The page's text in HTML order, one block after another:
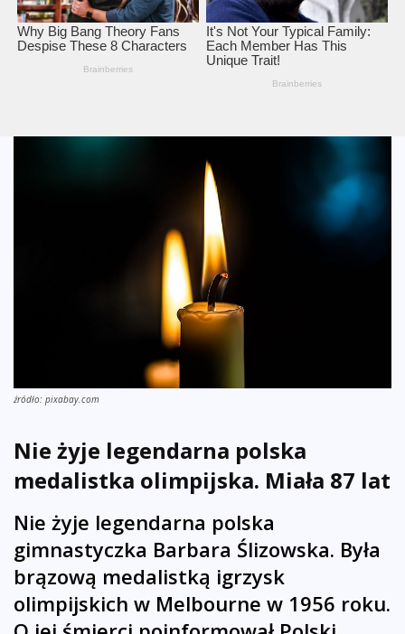
źródło: pixabay.com
Nie żyje legendarna polska
medalistka olimpijska. Miała 87 lat
Nie żyje legendarna polska
gimnastyczka Barbara Ślizowska. Była
brązową medalistką igrzysk
olimpijskich w Melbourne w 1956 roku.